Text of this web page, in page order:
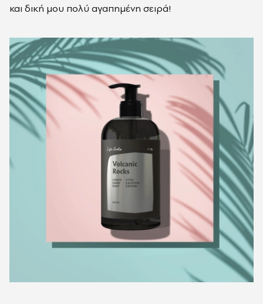
και δική μου πολύ αγαπημένη σειρά!